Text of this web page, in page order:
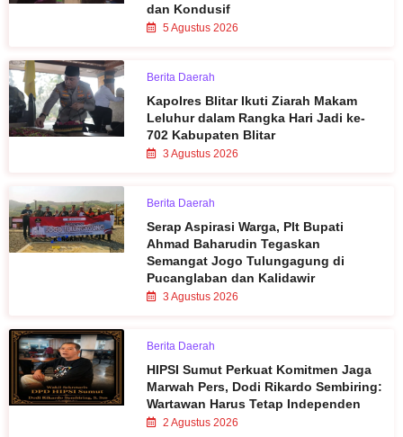
dan Kondusif
5 Agustus 2026
Berita Daerah
Kapolres Blitar Ikuti Ziarah Makam
Leluhur dalam Rangka Hari Jadi ke-
702 Kabupaten Blitar
3 Agustus 2026
Berita Daerah
Serap Aspirasi Warga, Plt Bupati
Ahmad Baharudin Tegaskan
Semangat Jogo Tulungagung di
Pucanglaban dan Kalidawir
3 Agustus 2026
Berita Daerah
HIPSI Sumut Perkuat Komitmen Jaga
Marwah Pers, Dodi Rikardo Sembiring:
Wartawan Harus Tetap Independen
2 Agustus 2026